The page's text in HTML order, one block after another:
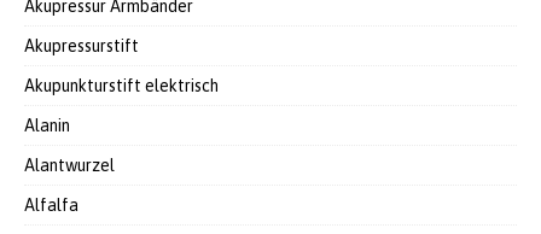
Akupressur Armbänder
Akupressurstift
Akupunkturstift elektrisch
Alanin
Alantwurzel
Alfalfa